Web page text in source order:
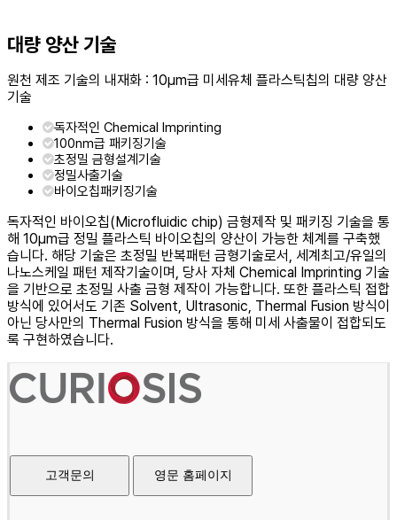
대량 양산 기술
원천 제조 기술의 내재화 : 10μm급 미세유체 플라스틱칩의 대량 양산
기술
독자적인 Chemical Imprinting
100nm급 패키징기술
초정밀 금형설계기술
정밀사출기술
바이오칩패키징기술
독자적인 바이오칩(Microfluidic chip) 금형제작 및 패키징 기술을 통
해 10µm급 정밀 플라스틱 바이오칩의 양산이 가능한 체계를 구축했
습니다. 해당 기술은 초정밀 반복패턴 금형기술로서, 세계최고/유일의
나노스케일 패턴 제작기술이며, 당사 자체 Chemical Imprinting 기술
을 기반으로 초정밀 사출 금형 제작이 가능합니다. 또한 플라스틱 접합
방식에 있어서도 기존 Solvent, Ultrasonic, Thermal Fusion 방식이
아닌 당사만의 Thermal Fusion 방식을 통해 미세 사출물이 접합되도
록 구현하였습니다.
고객문의 영문 홈페이지